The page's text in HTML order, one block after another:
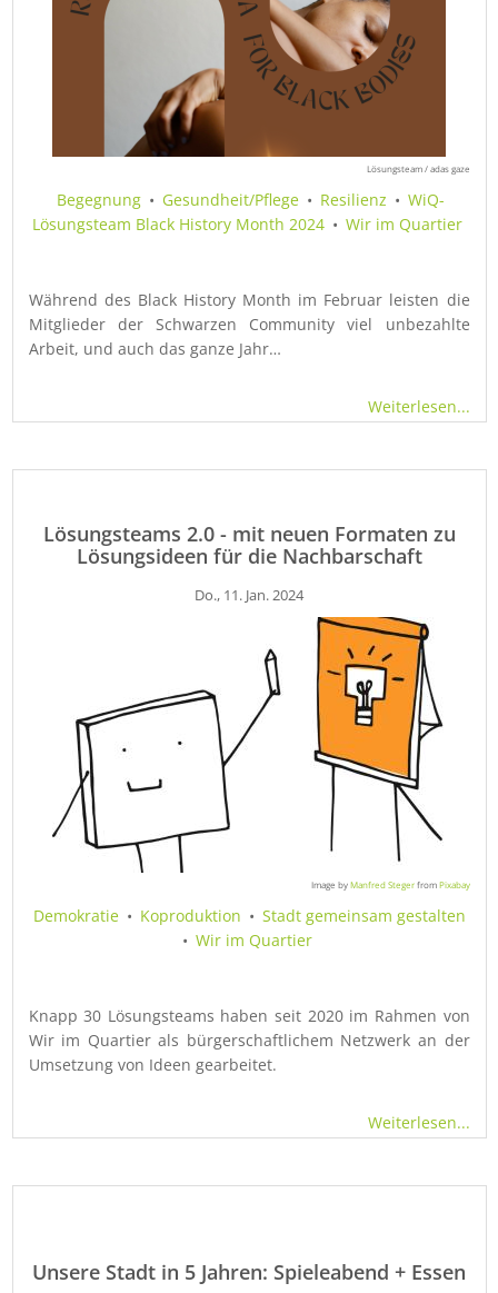
Lösungsteam / adas gaze
Begegnung • Gesundheit/Pflege • Resilienz • WiQ-
Lösungsteam Black History Month 2024 • Wir im Quartier
Während des Black History Month im Februar leisten die
Mitglieder der Schwarzen Community viel unbezahlte
Arbeit, und auch das ganze Jahr…
Weiterlesen...
Lösungsteams 2.0 - mit neuen Formaten zu
Lösungsideen für die Nachbarschaft
Do., 11. Jan. 2024
Image byManfred StegerfromPixabay
Demokratie • Koproduktion • Stadt gemeinsam gestalten
• Wir im Quartier
Knapp 30 Lösungsteams haben seit 2020 im Rahmen von
Wir im Quartier als bürgerschaftlichem Netzwerk an der
Umsetzung von Ideen gearbeitet.
Weiterlesen...
Unsere Stadt in 5 Jahren: Spieleabend + Essen